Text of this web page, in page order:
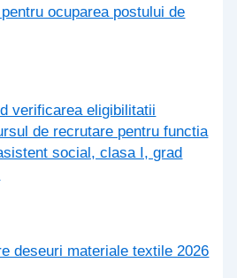
ocuparea postului de
verificarea eligibilitatii
de recrutare pentru functia
social, clasa I, grad
deseuri materiale textile 2026